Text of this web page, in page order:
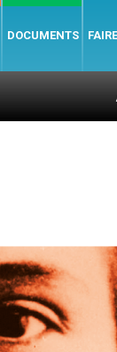
DOCUMENTS
AMEN : des